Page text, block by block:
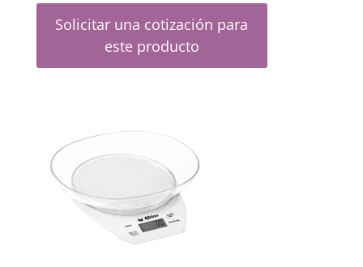
Solicitar una cotización para
este producto